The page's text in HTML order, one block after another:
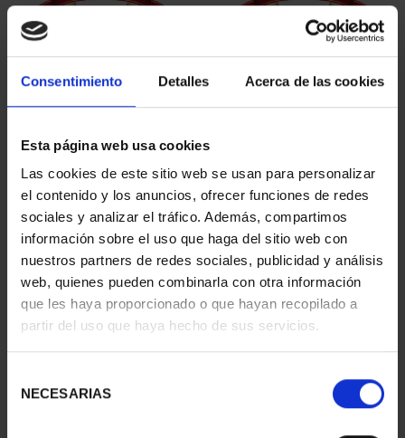
Consentimiento Detalles Acerca de las cookies
Esta página web usa cookies
Las cookies de este sitio web se usan para personalizar
el contenido y los anuncios, ofrecer funciones de redes
sociales y analizar el tráfico. Además, compartimos
información sobre el uso que haga del sitio web con
nuestros partners de redes sociales, publicidad y análisis
web, quienes pueden combinarla con otra información
que les haya proporcionado o que hayan recopilado a
partir del uso que haya hecho de sus servicios.
NECESARIAS
CAPITALES DE
PROVINCIA 1
949,00 €
Sólo para usuarios
registrados
CAPITALES DE
PROVINCIA 2
949,00 €
Sólo para usuarios
registrados